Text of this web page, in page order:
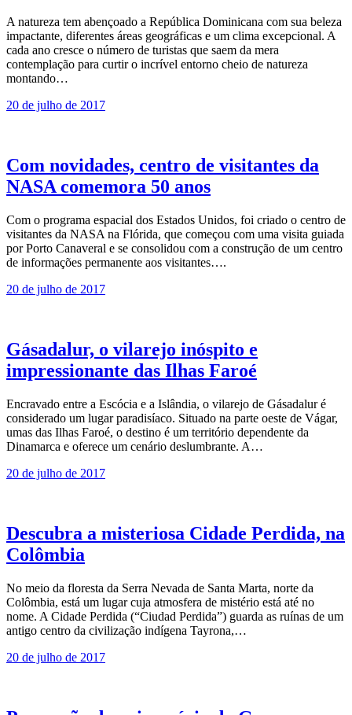
A natureza tem abençoado a República Dominicana com sua beleza
impactante, diferentes áreas geográficas e um clima excepcional. A
cada ano cresce o número de turistas que saem da mera
contemplação para curtir o incrível entorno cheio de natureza
montando…
20 de julho de 2017
Com novidades, centro de visitantes da
NASA comemora 50 anos
Com o programa espacial dos Estados Unidos, foi criado o centro de
visitantes da NASA na Flórida, que começou com uma visita guiada
por Porto Canaveral e se consolidou com a construção de um centro
de informações permanente aos visitantes….
20 de julho de 2017
Gásadalur, o vilarejo inóspito e
impressionante das Ilhas Faroé
Encravado entre a Escócia e a Islândia, o vilarejo de Gásadalur é
considerado um lugar paradisíaco. Situado na parte oeste de Vágar,
umas das Ilhas Faroé, o destino é um território dependente da
Dinamarca e oferece um cenário deslumbrante. A…
20 de julho de 2017
Descubra a misteriosa Cidade Perdida, na
Colômbia
No meio da floresta da Serra Nevada de Santa Marta, norte da
Colômbia, está um lugar cuja atmosfera de mistério está até no
nome. A Cidade Perdida (“Ciudad Perdida”) guarda as ruínas de um
antigo centro da civilização indígena Tayrona,…
20 de julho de 2017